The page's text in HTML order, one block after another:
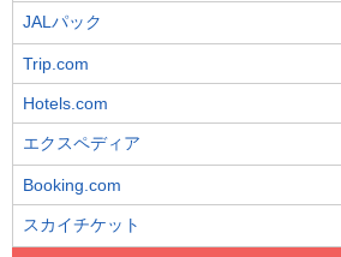
JALパック
Trip.com
Hotels.com
エクスペディア
Booking.com
スカイチケット